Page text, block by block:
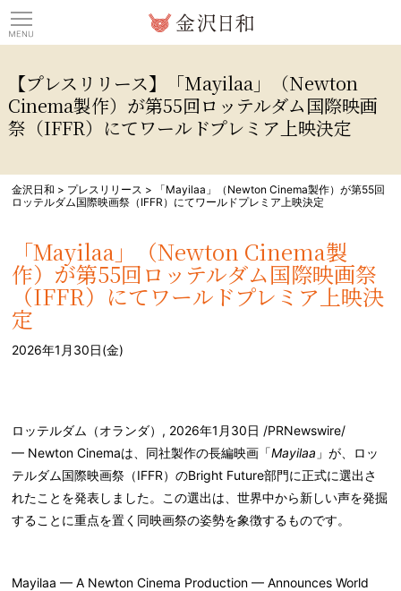
【プレスリリース】「Mayilaa」（Newton
Cinema製作）が第55回ロッテルダム国際映画
祭（IFFR）にてワールドプレミア上映決定
金沢日和 > プレスリリース >
「Mayilaa」（Newton Cinema製作）が第55回
ロッテルダム国際映画祭（IFFR）にてワールドプレミア上映決定
「Mayilaa」（Newton Cinema製
作）が第55回ロッテルダム国際映画祭
（IFFR）にてワールドプレミア上映決
定
2026年1月30日(金)
ロッテルダム（オランダ） , 2026年1月30日 /PRNewswire/
— Newton Cinemaは、同社製作の長編映画「Mayilaa 」が、 ロッ
テルダム国際映画祭（IFFR）のBright Future部門に正式に選出さ
れたことを発表しました。この選出は、世界中から新しい声を発掘
することに重点を置く同映画祭の姿勢を象徴するものです。
Mayilaa — A Newton Cinema Production — Announces World